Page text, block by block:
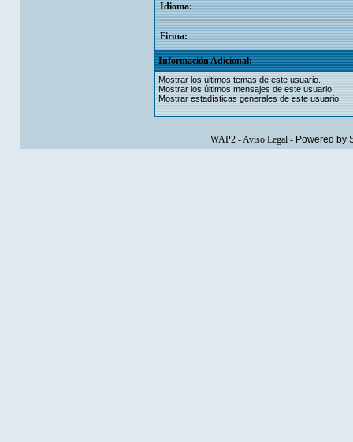
Idioma:
Firma:
Información Adicional:
Mostrar los últimos temas de este usuario.
Mostrar los últimos mensajes de este usuario.
Mostrar estadísticas generales de este usuario.
WAP2-Aviso Legal- Powered by